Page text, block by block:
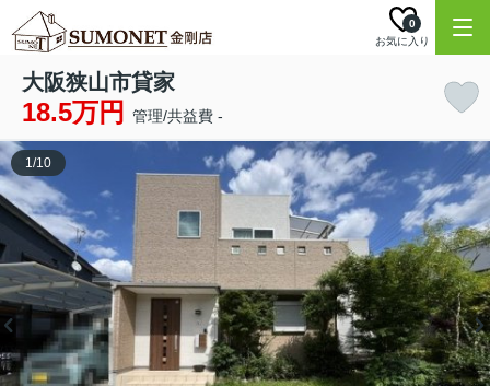
お気に入り
0
大阪狭山市貸家
18.5万円 管理/共益費 -
1/10